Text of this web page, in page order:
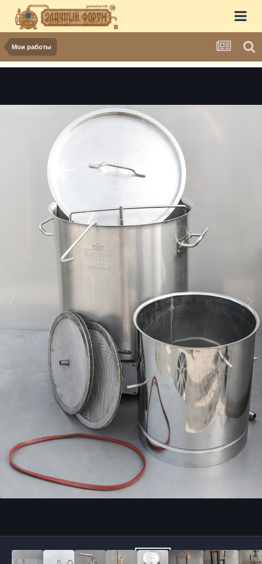
Мои работы